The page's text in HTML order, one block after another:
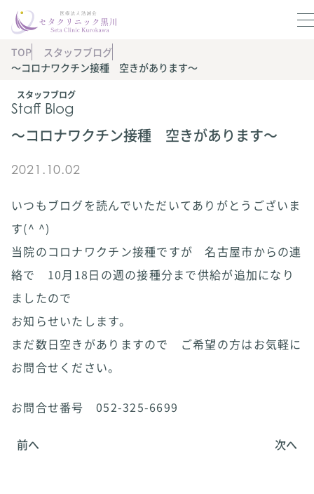
スタッフブログ
Staff Blog
TOP
スタッフブログ
〜コロナワクチン接種 空きがあります〜
〜コロナワクチン接種 空きがあります〜
2021.10.02
いつもブログを読んでいただいてありがとうございま
す(^ ^)
当院のコロナワクチン接種ですが 名古屋市からの連
絡で 10月18日の週の接種分まで供給が追加になり
ましたので
お知らせいたします。
まだ数日空きがありますので ご希望の方はお気軽に
お問合せください。
お問合せ番号 052-325-6699
前へ 次へ